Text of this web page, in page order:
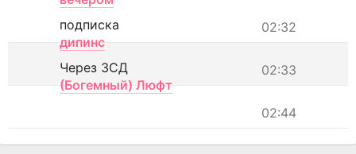
02:32
подписка
дипинс
02:33
Через ЗСД
(Богемный) Люфт
02:44